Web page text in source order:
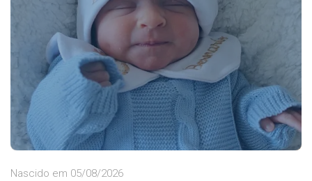
Nascido em 05/08/2026